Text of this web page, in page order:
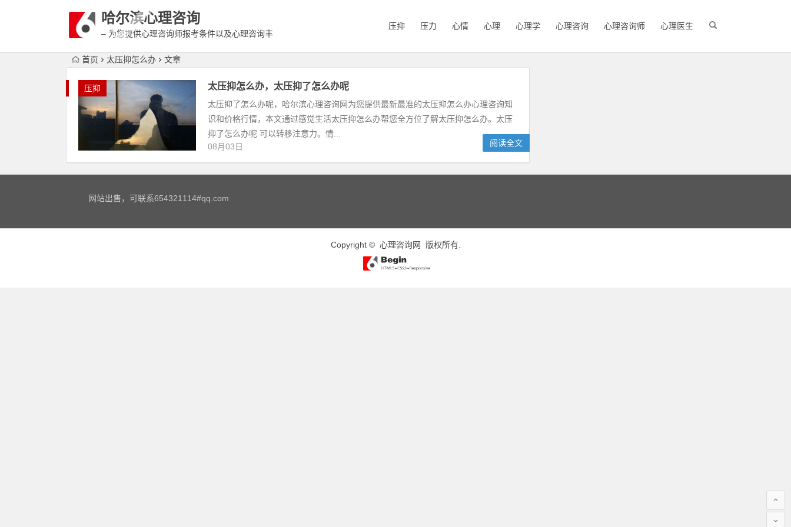
哈尔滨心理咨询
– 为您提供心理咨询师报考条件以及心理咨询丰
压抑 压力 心情 心理 心理学 心理咨询 心理咨询师 心理医生
首页 太压抑怎么办 文章
压抑 太压抑怎么办，太压抑了怎么办呢
太压抑了怎么办呢，哈尔滨心理咨询网为您提供最新最准的太压抑怎么办心理咨询知
识和价格行情，本文通过感觉生活太压抑怎么办帮您全方位了解太压抑怎么办。太压
抑了怎么办呢 可以转移注意力。情...
08月03日
阅读全文
网站出售，可联系654321114#qq.com
Copyright © 心理咨询网 版权所有.